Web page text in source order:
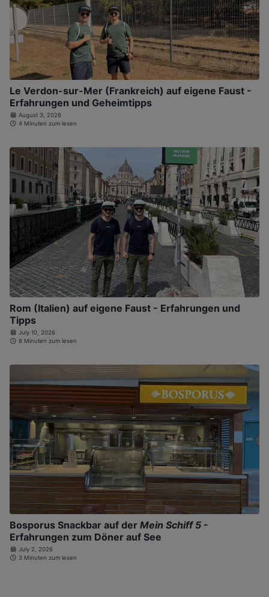
Le Verdon-sur-Mer (Frankreich) auf eigene Faust -
Erfahrungen und Geheimtipps
August 3, 2026
4 Minuten zum lesen
Rom (Italien) auf eigene Faust - Erfahrungen und
Tipps
July 10, 2026
8 Minuten zum lesen
Bosporus Snackbar auf der Mein Schiff 5 -
Erfahrungen zum Döner auf See
July 2, 2026
3 Minuten zum lesen